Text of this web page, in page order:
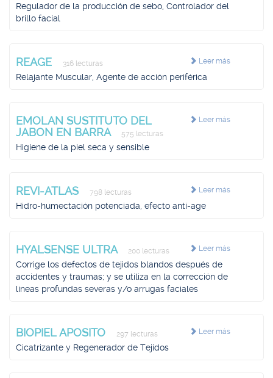
Regulador de la producción de sebo, Controlador del
brillo facial
Leer más
REAGE 316 lecturas
Relajante Muscular, Agente de acción periférica
Leer más
EMOLAN SUSTITUTO DEL
JABON EN BARRA
575 lecturas
Higiene de la piel seca y sensible
Leer más
REVI-ATLAS 798 lecturas
Hidro-humectación potenciada, efecto anti-age
Leer más
HYALSENSE ULTRA 200 lecturas
Corrige los defectos de tejidos blandos después de
accidentes y traumas; y se utiliza en la corrección de
líneas profundas severas y/o arrugas faciales
Leer más
BIOPIEL APOSITO 297 lecturas
Cicatrizante y Regenerador de Tejidos